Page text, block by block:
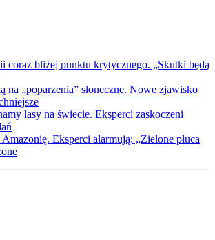
coraz bliżej punktu krytycznego. „Skutki będą
na „poparzenia” słoneczne. Nowe zjawisko
lasy na świecie. Eksperci zaskoczeni
Amazonię. Eksperci alarmują: „Zielone płuca